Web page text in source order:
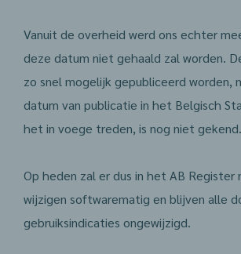
Vanuit de overheid werd ons echter
deze datum niet gehaald zal worden.
zo snel mogelijk gepubliceerd worden,
datum van publicatie in het Belgisch
het in voege treden, is nog niet gekend.
Op heden zal er dus in het AB Register
wijzigen softwarematig en blijven alle
gebruiksindicaties ongewijzigd.